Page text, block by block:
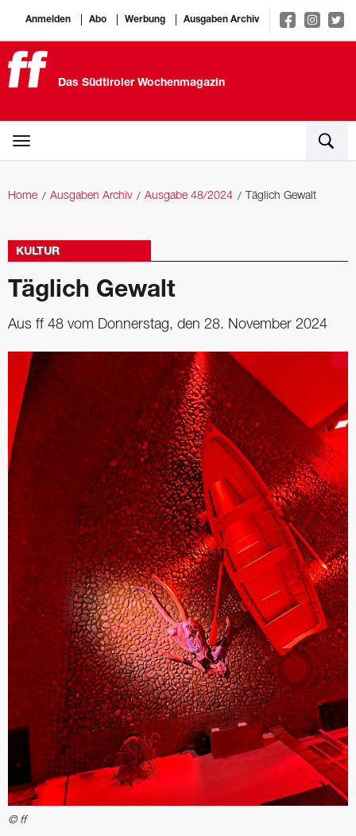
Anmelden Abo Werbung Ausgaben Archiv
Das Südtiroler Wochenmagazin
Home Ausgaben Archiv Ausgabe 48/2024 Täglich Gewalt
KULTUR
Täglich Gewalt
Aus ff 48 vom Donnerstag, den 28. November 2024
© ff